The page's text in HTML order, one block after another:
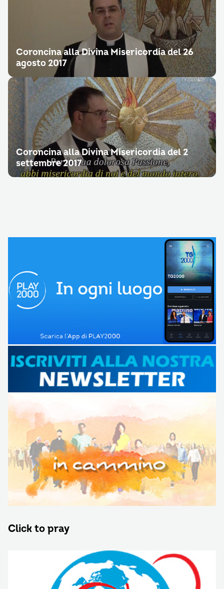
Coroncina alla Divina Misericordia del 26
agosto 2017
Coroncina alla Divina Misericordia del 2
settembre 2017
Click to pray